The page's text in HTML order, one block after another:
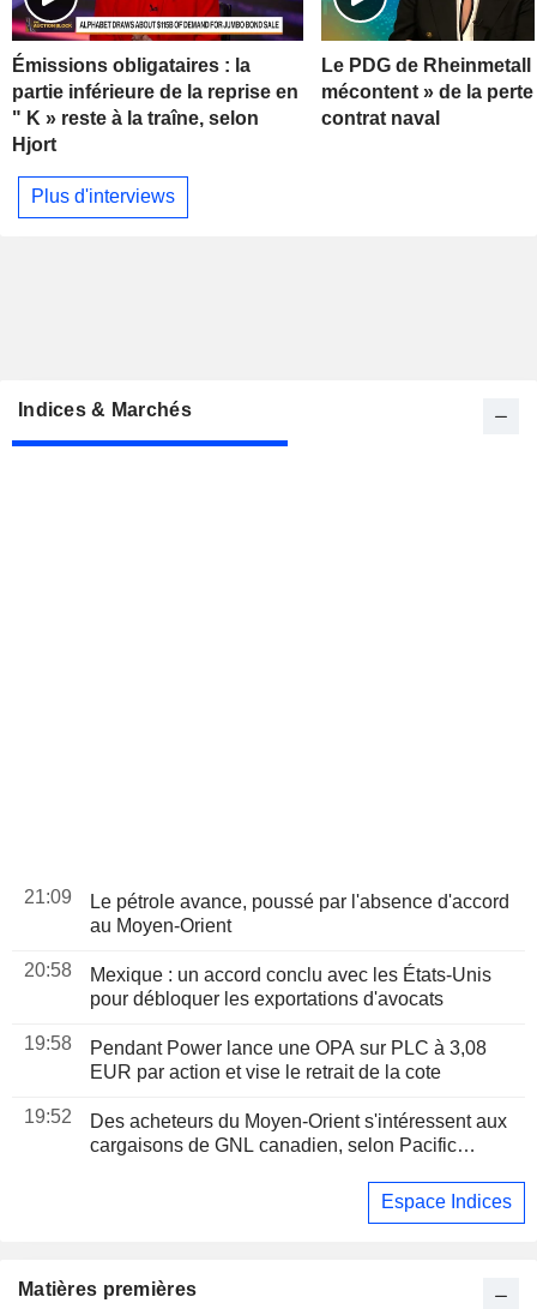
Émissions obligataires : la
partie inférieure de la reprise en
" K » reste à la traîne, selon
Hjort
Le PDG de
mécontent » de la
contrat naval
Plus d'interviews
Indices & Marchés
21:09
Le pétrole avance, poussé par l'absence d'accord
au Moyen-Orient
20:58
Mexique : un accord conclu avec les États-Unis
pour débloquer les exportations d'avocats
19:58
Pendant Power lance une OPA sur PLC à 3,08
EUR par action et vise le retrait de la cote
19:52
Des acheteurs du Moyen-Orient s'intéressent aux
cargaisons de GNL canadien, selon Pacific
Espace Indices
Matières premières